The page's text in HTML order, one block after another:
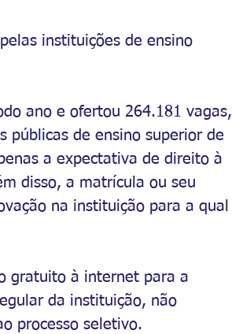
instituições de ensino
ano e ofertou 264.181 vagas,
públicas de ensino superior de
a expectativa de direito à
disso, a matrícula ou seu
na instituição para a qual
gratuito à internet para a
da instituição, não
processo seletivo.